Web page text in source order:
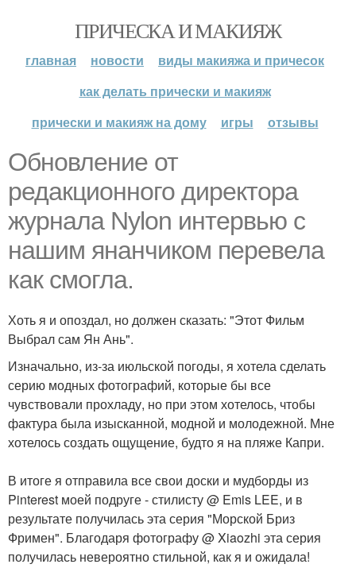
ПРИЧЕСКА И МАКИЯЖ
главная новости
виды макияжа и причесок
как делать прически и макияж
прически и макияж на дому
игры отзывы
Обновление от
редакционного директора
журнала Nylon интервью с
нашим янанчиком перевела
как смогла.
Хоть я и опоздал, но должен сказать: "Этот Фильм
Выбрал сам Ян Ань".
Изначально, из-за июльской погоды, я хотела сделать
серию модных фотографий, которые бы все
чувствовали прохладу, но при этом хотелось, чтобы
фактура была изысканной, модной и молодежной. Мне
хотелось создать ощущение, будто я на пляже Капри.
В итоге я отправила все свои доски и мудборды из
Pinterest моей подруге - стилисту @ Emis LEE, и в
результате получилась эта серия "Морской Бриз
Фримен". Благодаря фотографу @ Xiaozhi эта серия
получилась невероятно стильной, как я и ожидала!